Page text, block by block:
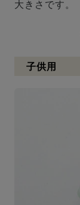
大きさです。
子供用